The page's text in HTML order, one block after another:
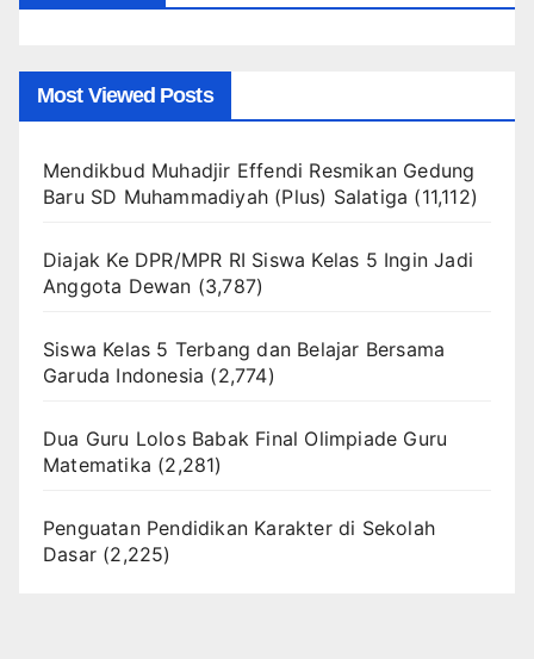
Most Viewed Posts
Mendikbud Muhadjir Effendi Resmikan Gedung
Baru SD Muhammadiyah (Plus) Salatiga (11,112)
Diajak Ke DPR/MPR RI Siswa Kelas 5 Ingin Jadi
Anggota Dewan (3,787)
Siswa Kelas 5 Terbang dan Belajar Bersama
Garuda Indonesia (2,774)
Dua Guru Lolos Babak Final Olimpiade Guru
Matematika (2,281)
Penguatan Pendidikan Karakter di Sekolah
Dasar (2,225)